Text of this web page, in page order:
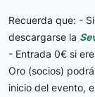
Recuerda que: -
descargarse la
- Entrada 0€ si
Oro (socios)
inicio del evento,